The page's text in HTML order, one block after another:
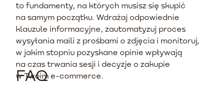
to fundamenty, na których musisz się skupić
na samym początku. Wdrażaj odpowiednie
klauzule informacyjne, zautomatyzuj proces
wysyłania maili z prośbami o zdjęcia i monitoruj,
w jakim stopniu pozyskane opinie wpływają
na czas trwania sesji i decyzje o zakupie
w Twoim e-commerce.
FAQ